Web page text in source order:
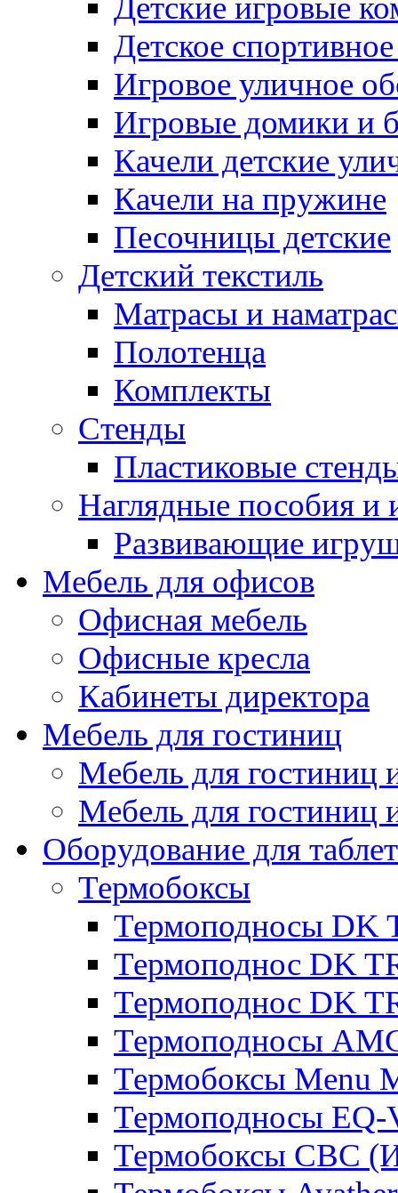
Детские игровые
Детское
Игровое уличное
Игровые домики и
Качели детские
Качели на пружине
Песочницы детские
Детский текстиль
Матрасы и
Полотенца
Комплекты
Стенды
Пластиковые
Наглядные пособия и
Развивающие
Мебель для офисов
Офисная мебель
Офисные кресла
Кабинеты директора
Мебель для гостиниц
Мебель для
Мебель для гостиниц
Оборудование для
Термобоксы
Термоподносы DK
Термоподнос DK
Термоподнос DK
Термоподносы
Термобоксы Menu
Термоподносы EQ-
Термобоксы CBC